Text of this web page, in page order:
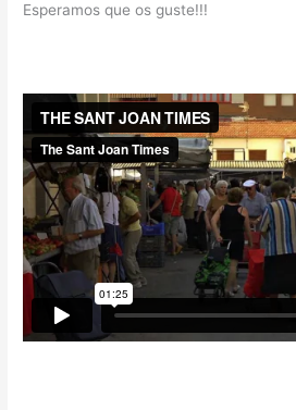
Esperamos que os guste!!!